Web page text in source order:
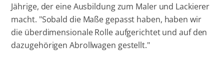
Jährige, der eine Ausbildung zum Maler und Lackierer
macht. "Sobald die Maße gepasst haben, haben wir
die überdimensionale Rolle aufgerichtet und auf den
dazugehörigen Abrollwagen gestellt."